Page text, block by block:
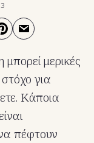
μερικές
για
Κάποια
πέφτουν